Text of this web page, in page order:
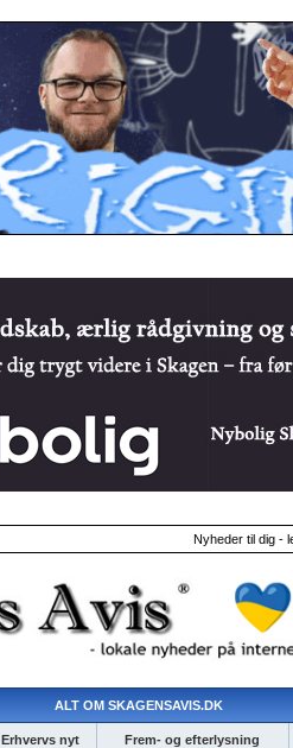
Nyheder til dig -
ALT OM SKAGENSAVIS.DK
Erhvervs nyt Frem- og efterlysning